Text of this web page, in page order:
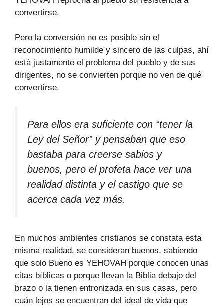
convertirse.
Pero la conversión no es posible sin el
reconocimiento humilde y sincero de las culpas, ahí
está justamente el problema del pueblo y de sus
dirigentes, no se convierten porque no ven de qué
convertirse.
Para ellos era suficiente con “tener la
Ley del Señor” y pensaban que eso
bastaba para creerse sabios y
buenos, pero el profeta hace ver una
realidad distinta y el castigo que se
acerca cada vez más.
En muchos ambientes cristianos se constata esta
misma realidad, se consideran buenos, sabiendo
que solo Bueno es YEHOVAH porque conocen unas
citas bíblicas o porque llevan la Biblia debajo del
brazo o la tienen entronizada en sus casas, pero
cuán lejos se encuentran del ideal de vida que